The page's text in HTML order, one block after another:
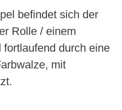
befindet sich der
Rolle / einem
durch eine
mit